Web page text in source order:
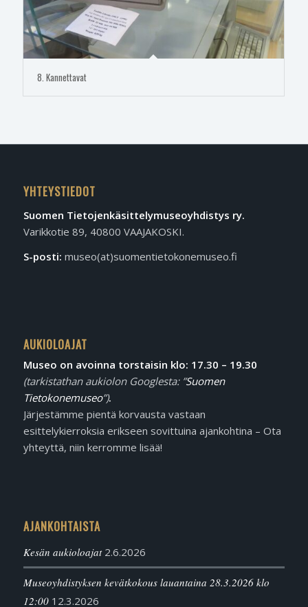
8. Kannettavat
YHTEYSTIEDOT
Suomen Tietojen­käsittely­museo­yhdistys ry.
Varikkotie 89, 40800 VAAJAKOSKI.
S-posti: museo(at)suomentietokonemuseo.fi
AUKIOLOAJAT
Museo on avoinna torstaisin klo: 17.30 – 19.30
(tarkistathan aukiolon Googlesta: ”Suomen
Tietokonemuseo”).
Järjestämme pientä korvausta vastaan
esittelykierroksia erikseen sovittuina ajankohtina – Ota
yhteyttä, niin kerromme lisää!
AJANKOHTAISTA
Kesän aukioloajat 2.6.2026
Museoyhdistyksen kevätkokous lauantaina 28.3.2026 klo
12:00 12.3.2026